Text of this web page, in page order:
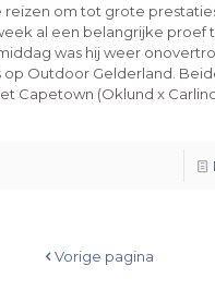
reizen om tot grote
al een belangrijke proef
was hij weer
op Outdoor Gelderland.
Capetown (Oklund x
Vorige pagina